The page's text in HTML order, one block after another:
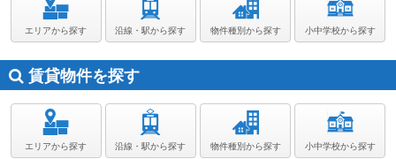
エリアから探す 沿線・駅から探す 物件種別から探す 小中学校から探す
賃貸物件を探す
エリアから探す 沿線・駅から探す 物件種別から探す 小中学校から探す